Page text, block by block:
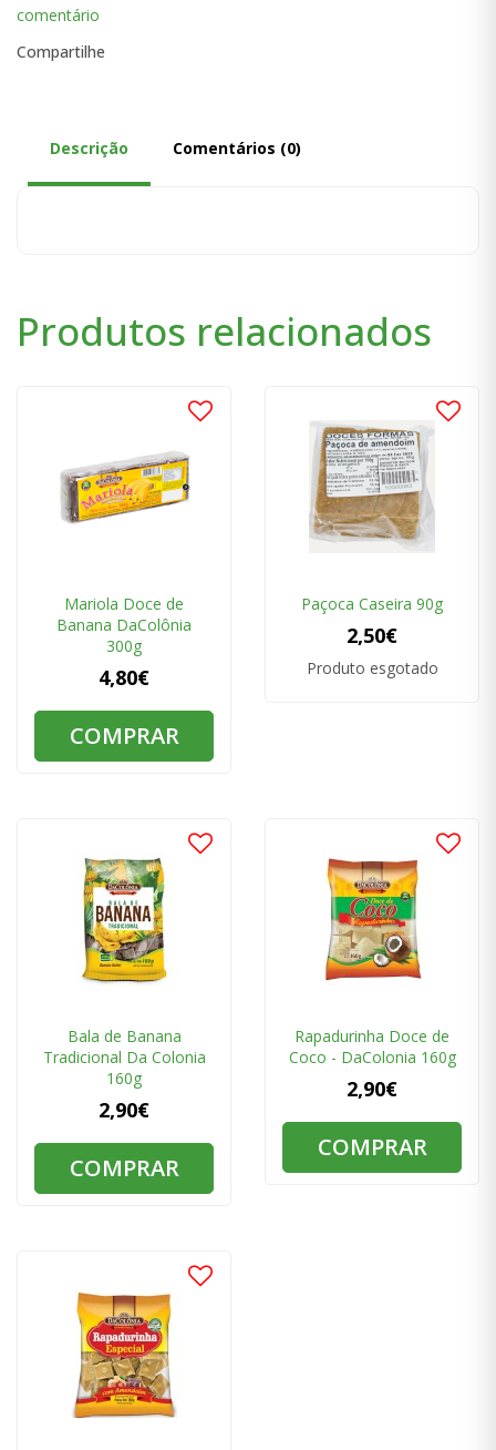
comentário
Compartilhe
Descrição Comentários (0)
Produtos relacionados
Mariola Doce de
Banana DaColônia
300g
4,80€
COMPRAR
Paçoca Caseira 90g
2,50€
Produto esgotado
Bala de Banana
Tradicional Da Colonia
160g
2,90€
COMPRAR
Rapadurinha Doce de
Coco - DaColonia 160g
2,90€
COMPRAR